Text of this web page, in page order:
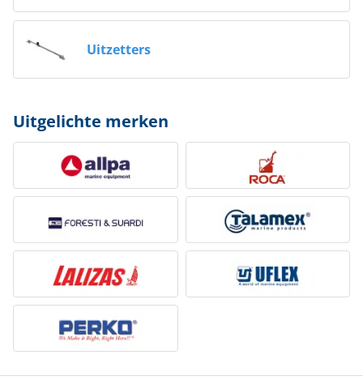
Uitzetters
Uitgelichte merken